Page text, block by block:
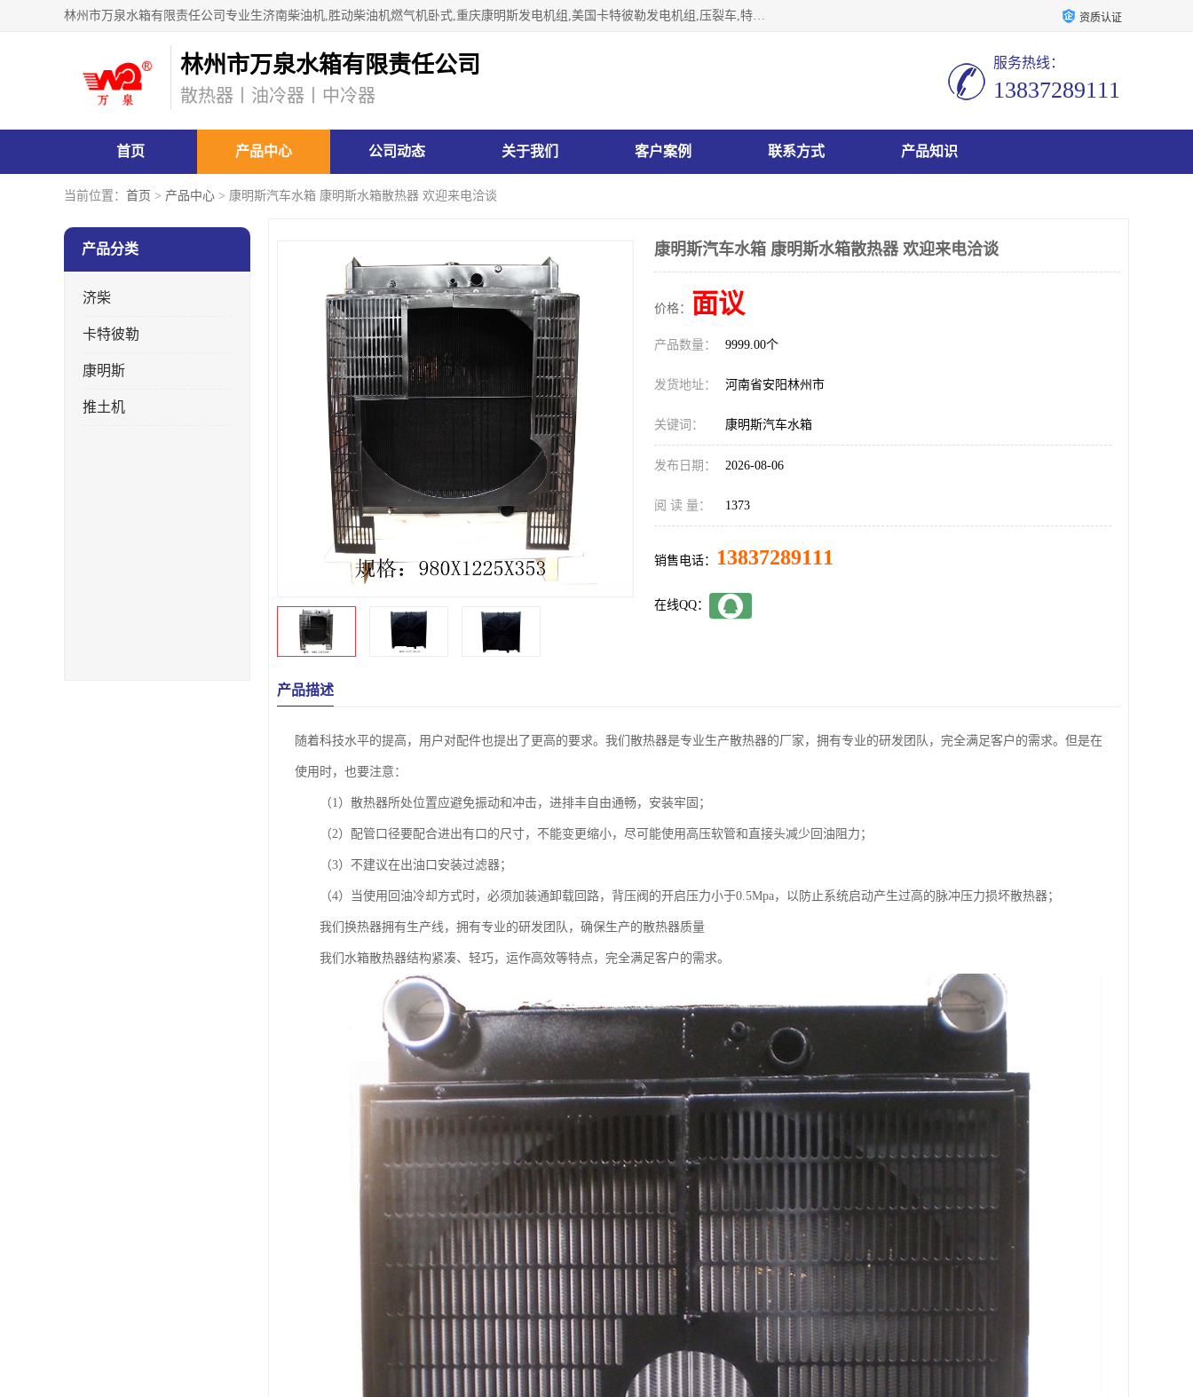
林州市万泉水箱有限责任公司专业生济南柴油机,胜动柴油机燃气机卧式,重庆康明斯发电机组,美国卡特彼勒发电机组,压裂车,特雷克斯矿车,卡特矿车,小松反铲,卡特反铲装载机,日立反铲,阿特拉斯科普柯钻机,山推推土机黄工推土机等系列水箱中冷器油冷器，公司始终发扬自力更生、艰苦奋斗的红旗渠精神、不断开拓、进取，以“先进的生产技术、一流的产品质量、良好的销售信誉”为宗旨。 资质认证
林州市万泉水箱有限责任公司
散热器丨油冷器丨中冷器
服务热线：
13837289111
首页 产品中心 公司动态 关于我们 客户案例 联系方式 产品知识
当前位置： 首页 > 产品中心 > 康明斯汽车水箱 康明斯水箱散热器 欢迎来电洽谈
产品分类
济柴
卡特彼勒
康明斯
推土机
康明斯汽车水箱 康明斯水箱散热器 欢迎来电洽谈
价格： 面议
产品数量： 9999.00个
发货地址： 河南省安阳林州市
关键词： 康明斯汽车水箱
发布日期： 2026-08-06
阅 读 量： 1373
销售电话： 13837289111
在线QQ：
产品描述
随着科技水平的提高，用户对配件也提出了更高的要求。我们散热器是专业生产散热器的厂家，拥有专业的研发团队，完全满足客户的需求。但是在
使用时，也要注意：
（1）散热器所处位置应避免振动和冲击，进排丰自由通畅，安装牢固；
（2）配管口径要配合进出有口的尺寸，不能变更缩小，尽可能使用高压软管和直接头减少回油阻力；
（3）不建议在出油口安装过滤器；
（4）当使用回油冷却方式时，必须加装通卸载回路，背压阀的开启压力小于0.5Mpa，以防止系统启动产生过高的脉冲压力损坏散热器；
我们换热器拥有生产线，拥有专业的研发团队，确保生产的散热器质量
我们水箱散热器结构紧凑、轻巧，运作高效等特点，完全满足客户的需求。